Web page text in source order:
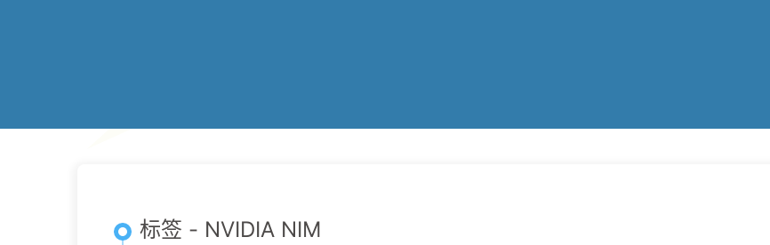
标签 - NVIDIA NIM